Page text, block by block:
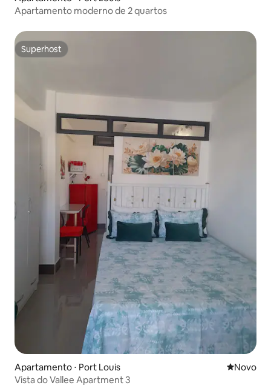
Apartamento moderno de 2 quartos
Superhost
Superhost
Apartamento ⋅ Port Louis Novo
Novo
Vista do Vallee Apartment 3